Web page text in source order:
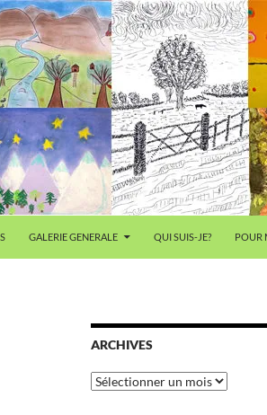
GALERIE GENERALE QUI SUIS-JE? POUR
ARCHIVES
Archives